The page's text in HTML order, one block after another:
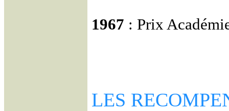
1967 : Prix
LES